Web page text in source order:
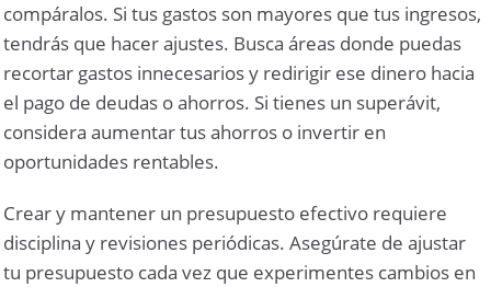
compáralos. Si tus gastos son mayores que tus ingresos,
tendrás que hacer ajustes. Busca áreas donde puedas
recortar gastos innecesarios y redirigir ese dinero hacia
el pago de deudas o ahorros. Si tienes un superávit,
considera aumentar tus ahorros o invertir en
oportunidades rentables.
Crear y mantener un presupuesto efectivo requiere
disciplina y revisiones periódicas. Asegúrate de ajustar
tu presupuesto cada vez que experimentes cambios en